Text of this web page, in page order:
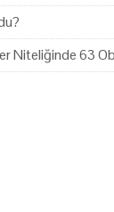
Niteliğinde 63